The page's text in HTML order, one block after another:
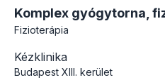
Komplex gyógytorna,
Fizioterápia
Kézklinika
Budapest XIII. kerület